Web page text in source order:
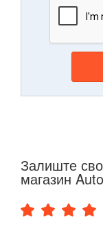
Залиште
магазин